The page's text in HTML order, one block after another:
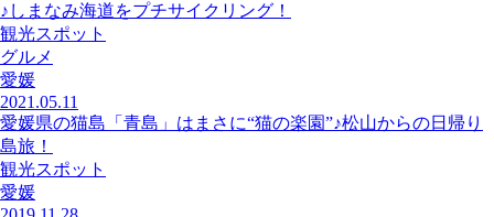
♪しまなみ海道をプチサイクリング！
観光スポット
グルメ
愛媛
2021.05.11
愛媛県の猫島「青島」はまさに“猫の楽園”♪松山からの日帰り
島旅！
観光スポット
愛媛